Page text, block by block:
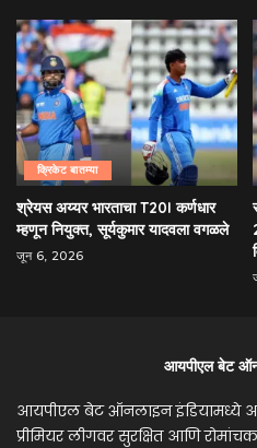
क्रिकेट बातम्या
श्रेयस अय्यर भारताचा T20I कर्णधार
म्हणून नियुक्त, सूर्यकुमार यादवला वगळले
जून 6, 2026
आयपीएल बेट
आयपीएल बेट ऑनलाइन इंडियामध्ये
प्रीमियर लीगवर सुरक्षित आणि